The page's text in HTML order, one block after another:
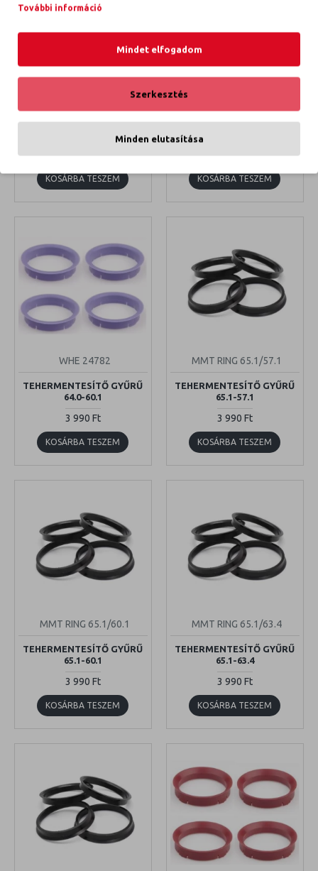
TEHERMENTESÍTŐ GYŰRŰ
3 990 Ft
KOSÁRBA TESZEM
TEHERMENTESÍTŐ GYŰRŰ
3 990 Ft
KOSÁRBA TESZEM
WHE 24782
TEHERMENTESÍTŐ GYŰRŰ
64.0-60.1
3 990 Ft
KOSÁRBA TESZEM
MMT RING 65.1/57.1
TEHERMENTESÍTŐ GYŰRŰ
65.1-57.1
3 990 Ft
KOSÁRBA TESZEM
MMT RING 65.1/60.1
TEHERMENTESÍTŐ GYŰRŰ
65.1-60.1
3 990 Ft
KOSÁRBA TESZEM
MMT RING 65.1/63.4
TEHERMENTESÍTŐ GYŰRŰ
65.1-63.4
3 990 Ft
KOSÁRBA TESZEM
További információ
Mindet elfogadom
Szerkesztés
Minden elutasítása